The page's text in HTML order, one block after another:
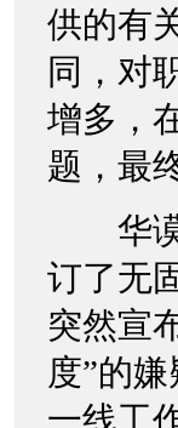
供的有
同，对
增多，
题，最
华谟
订了无
突然宣
度”的
一线工